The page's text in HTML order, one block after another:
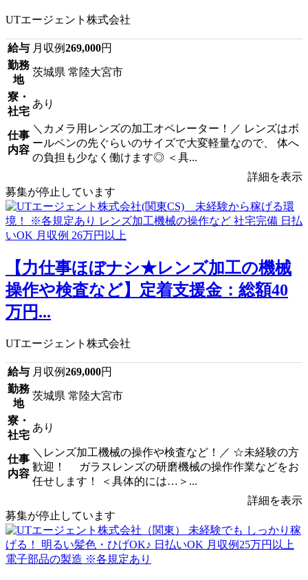
UTエージェント株式会社
給与 月収例269,000円
勤務
地
茨城県 常陸大宮市
寮・
社宅
あり
仕事
内容
＼カメラ用レンズの加工オペレーター！／ レンズはボ
ールペンの先ぐらいのサイズで大変軽量なので、 体へ
の負担も少なく働けます◎ ＜具...
詳細を表示
募集が停止しています
【力仕事ほぼナシ★レンズ加工の機械
操作や検査など】定着支援金：総額40
万円...
UTエージェント株式会社
給与 月収例269,000円
勤務
地
茨城県 常陸大宮市
寮・
社宅
あり
仕事
内容
＼レンズ加工機械の操作や検査など！／ ☆未経験の方
歓迎！ ガラスレンズの研磨機械の操作作業などをお
任せします！ ＜具体的には…＞...
詳細を表示
募集が停止しています